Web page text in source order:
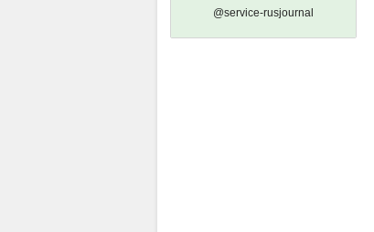
@service-rusjournal